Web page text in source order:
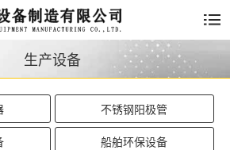
生产设备
不锈钢阳极管
船舶环保设备